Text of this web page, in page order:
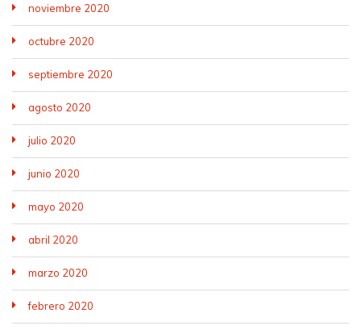
noviembre 2020
octubre 2020
septiembre 2020
agosto 2020
julio 2020
junio 2020
mayo 2020
abril 2020
marzo 2020
febrero 2020